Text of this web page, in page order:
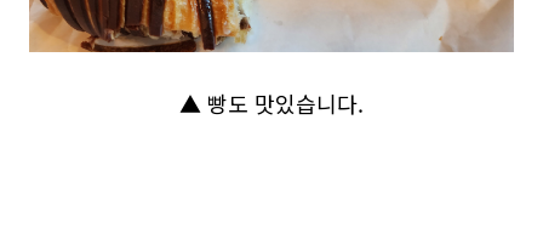
▲ 빵도 맛있습니다.